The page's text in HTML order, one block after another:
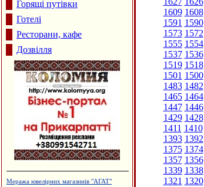
Горящі путівки
Готелі
Ресторани, кафе
Дозвілля
Меража ювелірних магазинів "АГАТ"
1609 1608
1591 1590
1573 1572
1555 1554
1537 1536
1519 1518
1501 1500
1483 1482
1465 1464
1447 1446
1429 1428
1411 1410
1393 1392
1375 1374
1357 1356
1339 1338
1321 1320